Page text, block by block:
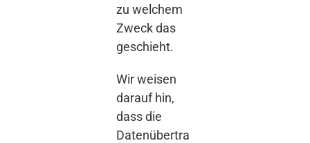
zu welchem
Zweck das
geschieht.
Wir weisen
darauf hin,
dass die
Datenübertra